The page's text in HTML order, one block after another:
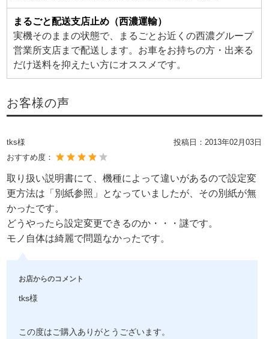
まるごと配送支店止め（西濃運輸）
実機そのままの状態で、まるごとお近くの西濃グループ
営業所支店まで配送します。お車をお持ちの方・出来る
だけ送料を抑えたい方にオススメです。
お客様の声
tks様 投稿日： 2013年02月03日
おすすめ度：
取り扱い説明書にて、機種によって違いがあるので設定変
更方法は「別紙参照」となっていましたが、その別紙が無
かったです。
どうやったら設定変更できるのか・・・謎です。
モノ自体は綺麗で問題なかったです。
お店からのコメント
tks様
この度はご購入ありがとうございます。